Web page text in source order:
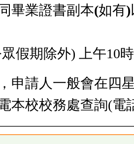
畢業證書副本(如有)
假期除外) 上午10
申請人一般會在四
校校務處查詢(電話